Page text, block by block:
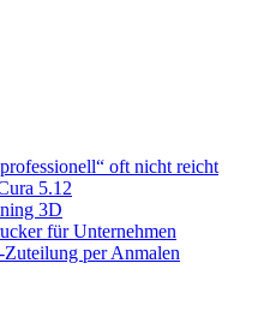
oft nicht reicht
5.12
3D
für Unternehmen
per Anmalen